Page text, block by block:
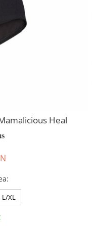
Heal
:
L/XL